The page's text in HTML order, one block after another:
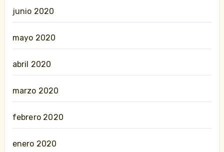
junio 2020
mayo 2020
abril 2020
marzo 2020
febrero 2020
enero 2020